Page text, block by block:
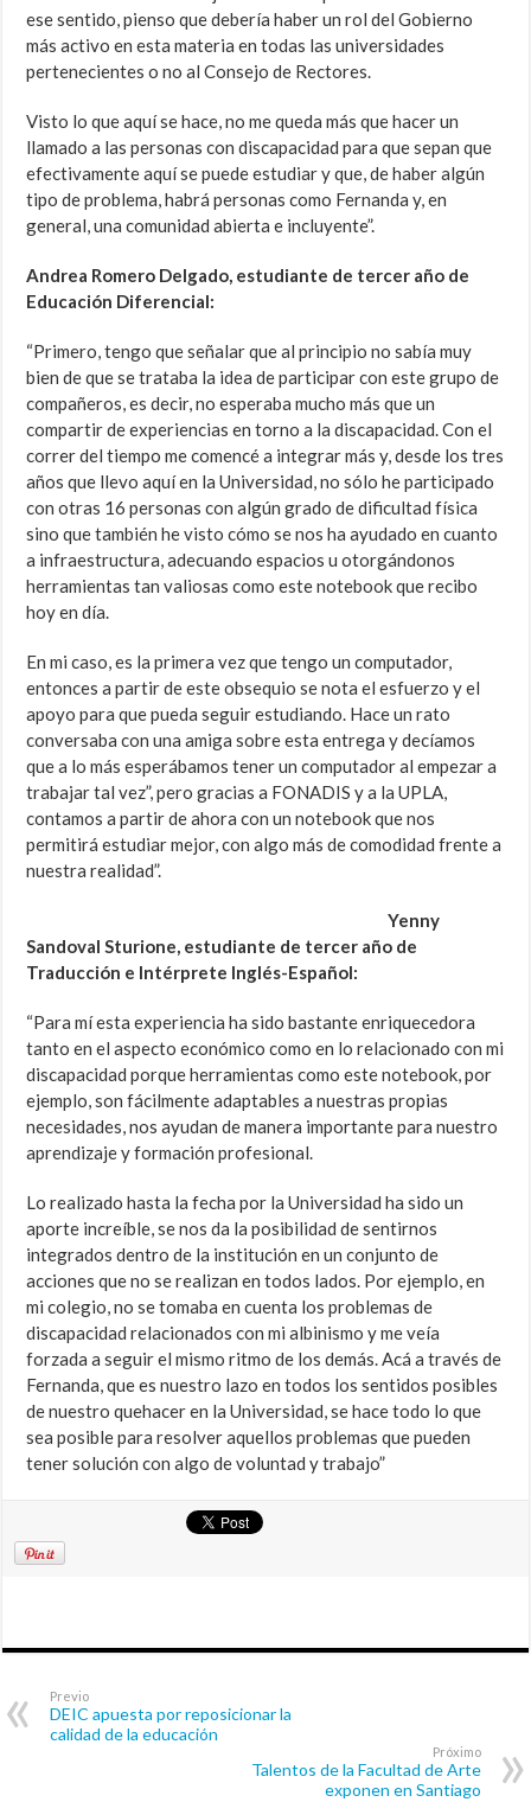
ese sentido, pienso que debería haber un rol del Gobierno
más activo en esta materia en todas las universidades
pertenecientes o no al Consejo de Rectores.
Visto lo que aquí se hace, no me queda más que hacer un
llamado a las personas con discapacidad para que sepan que
efectivamente aquí se puede estudiar y que, de haber algún
tipo de problema, habrá personas como Fernanda y, en
general, una comunidad abierta e incluyente”.
Andrea Romero Delgado, estudiante de tercer año de
Educación Diferencial:
“Primero, tengo que señalar que al principio no sabía muy
bien de que se trataba la idea de participar con este grupo de
compañeros, es decir, no esperaba mucho más que un
compartir de experiencias en torno a la discapacidad. Con el
correr del tiempo me comencé a integrar más y, desde los tres
años que llevo aquí en la Universidad, no sólo he participado
con otras 16 personas con algún grado de dificultad física
sino que también he visto cómo se nos ha ayudado en cuanto
a infraestructura, adecuando espacios u otorgándonos
herramientas tan valiosas como este notebook que recibo
hoy en día.
En mi caso, es la primera vez que tengo un computador,
entonces a partir de este obsequio se nota el esfuerzo y el
apoyo para que pueda seguir estudiando. Hace un rato
conversaba con una amiga sobre esta entrega y decíamos
que a lo más esperábamos tener un computador al empezar a
trabajar tal vez”, pero gracias a FONADIS y a la UPLA,
contamos a partir de ahora con un notebook que nos
permitirá estudiar mejor, con algo más de comodidad frente a
nuestra realidad”.
Yenny
Sandoval Sturione, estudiante de tercer año de
Traducción e Intérprete Inglés-Español:
“Para mí esta experiencia ha sido bastante enriquecedora
tanto en el aspecto económico como en lo relacionado con mi
discapacidad porque herramientas como este notebook, por
ejemplo, son fácilmente adaptables a nuestras propias
necesidades, nos ayudan de manera importante para nuestro
aprendizaje y formación profesional.
Lo realizado hasta la fecha por la Universidad ha sido un
aporte increíble, se nos da la posibilidad de sentirnos
integrados dentro de la institución en un conjunto de
acciones que no se realizan en todos lados. Por ejemplo, en
mi colegio, no se tomaba en cuenta los problemas de
discapacidad relacionados con mi albinismo y me veía
forzada a seguir el mismo ritmo de los demás. Acá a través de
Fernanda, que es nuestro lazo en todos los sentidos posibles
de nuestro quehacer en la Universidad, se hace todo lo que
sea posible para resolver aquellos problemas que pueden
tener solución con algo de voluntad y trabajo”
Previo
DEIC apuesta por reposicionar la
calidad de la educación
Próximo
Talentos de la Facultad de Arte
exponen en Santiago